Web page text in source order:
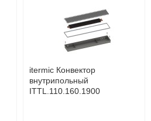
Подробнее о доставке
5 702
Подробнее
SGL.800.400 цвета
Подробнее
itermic Конвектор
внутрипольный
ITTL.110.160.1900